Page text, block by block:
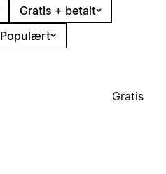
Gratis + betalt
Populært
Gratis